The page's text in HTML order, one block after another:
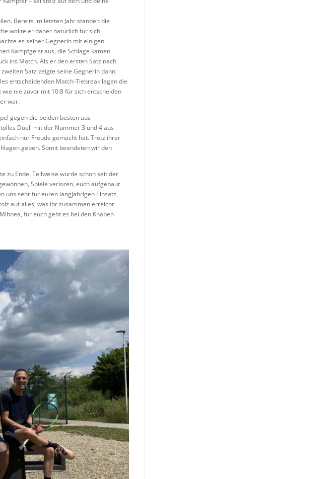
Bereits im letzten Jahr standen die
wollte er daher natürlich für sich
es seiner Gegnerin mit einigen
Kampfgeist aus, die Schläge kamen
ins Match. Als er den ersten Satz nach
Satz zeigte seine Gegnerin dann
entscheidenden Match-Tiebreak lagen die
nie zuvor mit 10:8 für sich entscheiden
war.
gegen die beiden besten aus
Duell mit der Nummer 3 und 4 aus
nur Freude gemacht hat. Trotz ihrer
geben. Somit beendeten wir den
zu Ende. Teilweise wurde schon seit der
Spiele verloren, euch aufgebaut
uns sehr für euren langjährigen Einsatz,
auf alles, was ihr zusammen erreicht
für euch geht es bei den Knaben